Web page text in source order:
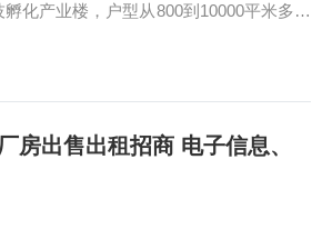
化产业楼，户型从800到10000平米多重
房出售出租招商 电子信息、